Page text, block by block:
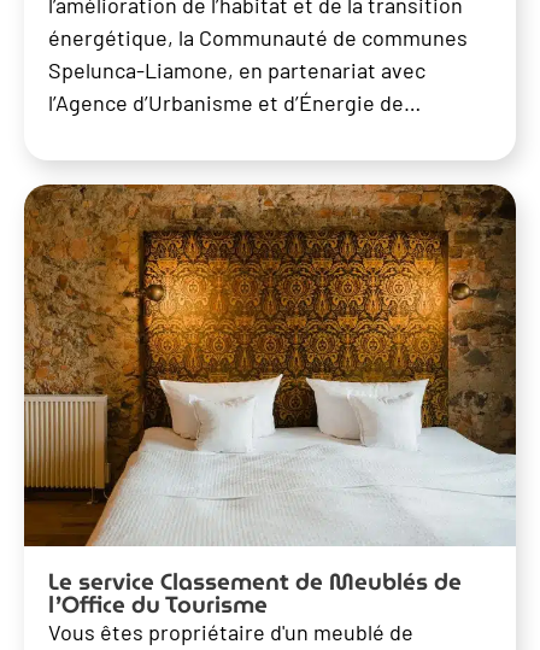
énergétique, la Communauté de communes
Spelunca-Liamone, en partenariat avec
l’Agence d’Urbanisme et d’Énergie de…
Le service Classement de Meublés de
l’Office du Tourisme
Vous êtes propriétaire d'un meublé de